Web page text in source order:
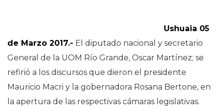
Ushuaia 05
de Marzo 2017.- El diputado nacional y secretario
General de la UOM Río Grande, Oscar Martínez; se
refirió a los discursos que dieron el presidente
Mauricio Macri y la gobernadora Rosana Bertone, en
la apertura de las respectivas cámaras legislativas.